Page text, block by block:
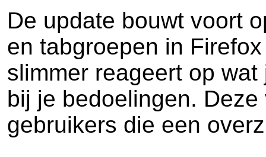
De update bouwt voort
en tabgroepen in
slimmer reageert op
bij je bedoelingen.
gebruikers die een